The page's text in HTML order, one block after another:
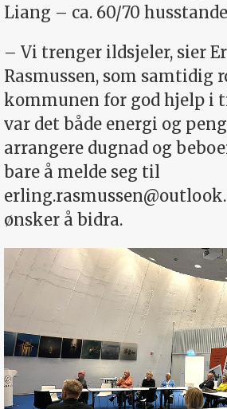
Liang – ca. 60/70
– Vi trenger ildsjeler, sier
Rasmussen, som samtidig
kommunen for god hjelp i
var det både energi og
arrangere dugnad og
bare å melde seg til
ønsker å bidra.